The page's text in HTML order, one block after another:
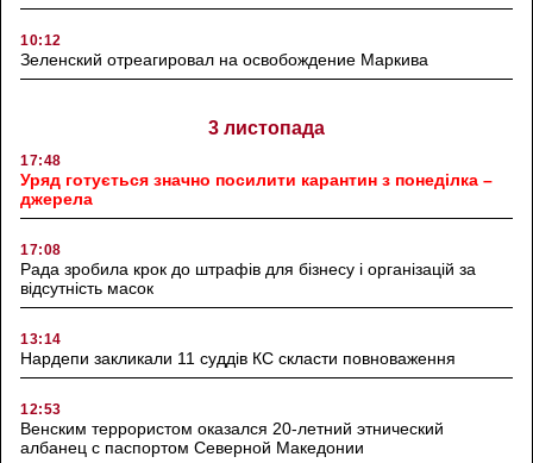
10:12
Зеленский отреагировал на освобождение Маркива
3 листопада
17:48
Уряд готується значно посилити карантин з понеділка –
джерела
17:08
Рада зробила крок до штрафів для бізнесу і організацій за
відсутність масок
13:14
Нардепи закликали 11 суддів КС скласти повноваження
12:53
Венским террористом оказался 20-летний этнический
албанец с паспортом Северной Македонии